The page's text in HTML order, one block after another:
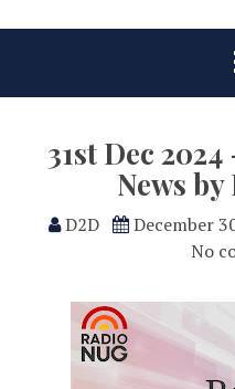
31st Dec
News
D2D December
No